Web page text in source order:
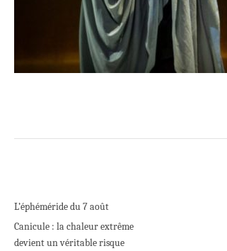
L’éphéméride du 7 août
Canicule : la chaleur extrême
devient un véritable risque